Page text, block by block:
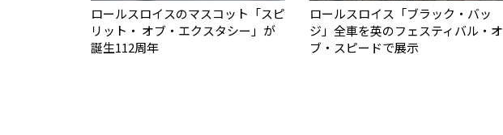
ロールスロイスのマスコット「スピ
リット・ オブ・エクスタシー」が
誕生112周年
ロールスロイス「ブラック・バッ
ジ」全車を英のフェスティバル・オ
ブ・スピードで展示